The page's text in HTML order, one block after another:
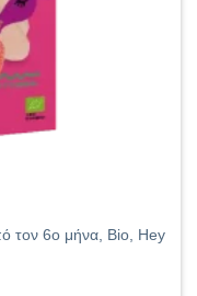
τον 6ο μήνα, Bio, Hey